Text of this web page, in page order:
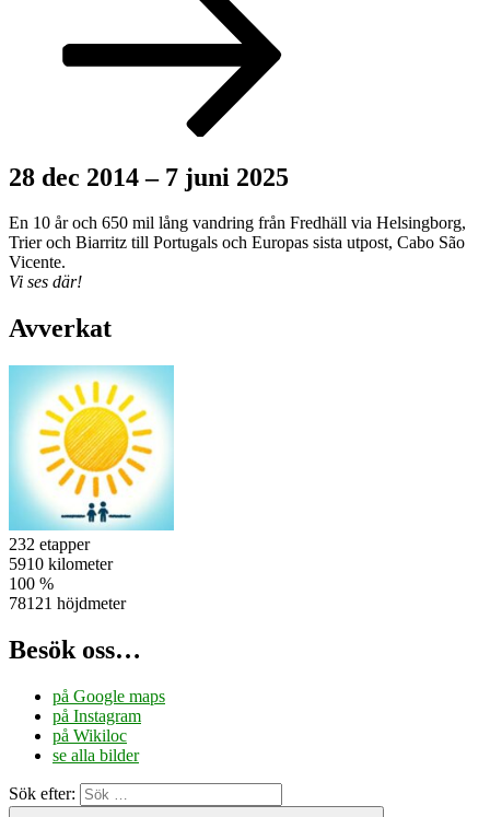
28 dec 2014 – 7 juni 2025
En 10 år och 650 mil lång vandring från Fredhäll via Helsingborg,
Trier och Biarritz till Portugals och Europas sista utpost, Cabo São
Vicente.
Vi ses där!
Avverkat
232 etapper
5910 kilometer
100 %
78121 höjdmeter
Besök oss…
på Google maps
på Instagram
på Wikiloc
se alla bilder
Sök efter: